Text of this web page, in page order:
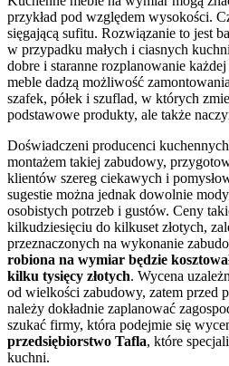
przykład pod względem wysokości.
sięgającą sufitu. Rozwiązanie to jest
w przypadku małych i ciasnych
dobre i staranne rozplanowanie
meble dadzą możliwość
szafek, półek i szuflad, w których
podstawowe produkty, ale także
Doświadczeni producenci
montażem takiej zabudowy,
klientów szereg ciekawych i
sugestie można jednak dowolnie
osobistych potrzeb i gustów. Ceny
kilkudziesięciu do kilkuset złotych,
przeznaczonych na wykonanie
robiona na wymiar będzie
kilku tysięcy złotych. Wycena
od wielkości zabudowy, zatem przed
należy dokładnie zaplanować
szukać firmy, która podejmie się
przedsiębiorstwo Tafla, które
kuchni.